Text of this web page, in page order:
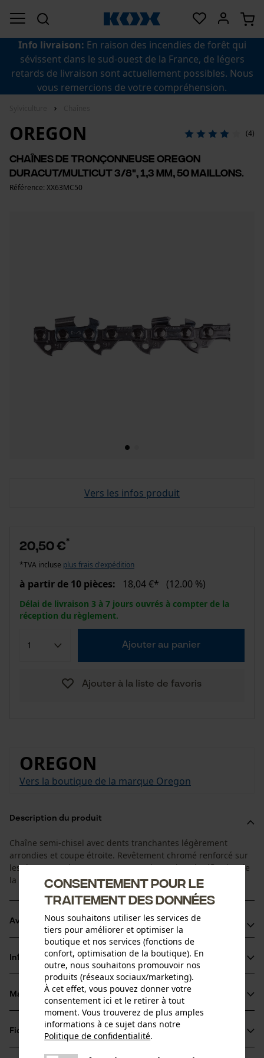
Info livraison: En raison des incendies de forêt qui
sévissent dans le sud-ouest de la France, de légers
retards de livraison sont actuellement possibles. Nous
vous remercions de votre compréhension.
OREGON (4)
Chaînes de tronçonneuse Oregon
DuraCut/MultiCut 3/8", 1,3 mm, 50 maillons.
Référence: XX63MC50
Vers les infos produit
20,50 €*
*TVA incluse plus frais d'expédition
à partir de 10 pièces: 18,04 €* (12.00 %)
Délai de livraison 3 à 7 jours ouvrés à compter de la
réception du règlement.
Ajouter au panier
Ajouter à la liste de favoris
OREGON
Vers la boutique de la marque Oregon
Description du produit
Chaîne semi-chisel avec dents tranchantes légèrement
arrondies et coupe étroite. Revêtement chromé renforcé sur
les dents tranchantes pour une prolongation significative de
la durée de vie.
Avantages du produit
La chaîne réduit les vibrations du dispositif de coupe
Grâce à des maillons de liaison spéciaux l'huile reste plus
longtemps sur la chaîne de la tronçonneuse
Idéale dans des conditions abrasives, par ex. du bois sale,
couvert de sable ou carbonisé
Informations sur le produit
Détails du produit
Type dactivité
Matériau & entretien
Matériau
Fiches techniques
Fiche technique du fabricant (PDF)
Consentement pour le
traitement des données
Nous souhaitons utiliser les services de
tiers pour améliorer et optimiser la
boutique et nos services (fonctions de
confort, optimisation de la boutique). En
outre, nous souhaitons promouvoir nos
produits (réseaux sociaux/marketing).
À cet effet, vous pouvez donner votre
consentement ici et le retirer à tout
moment. Vous trouverez de plus amples
informations à ce sujet dans notre
Politique de confidentialité.
partager